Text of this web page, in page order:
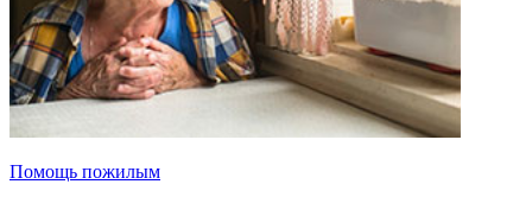
Помощь пожилым